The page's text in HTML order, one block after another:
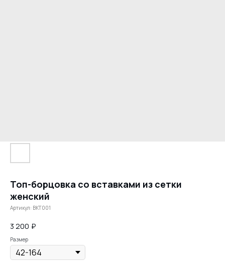
Топ-борцовка со вставками из сетки
женский
Артикул: BKT001
3 200 ₽
Размер